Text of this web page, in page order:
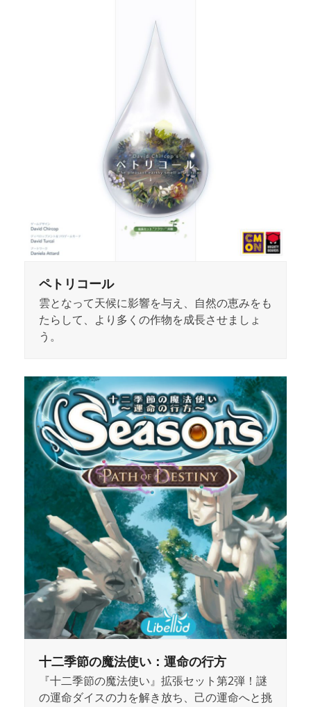
ペトリコール
雲となって天候に影響を与え、自然の恵みをも
たらして、より多くの作物を成長させましょ
う。
十二季節の魔法使い：運命の行方
『十二季節の魔法使い』拡張セット第2弾！謎
の運命ダイスの力を解き放ち、己の運命へと挑